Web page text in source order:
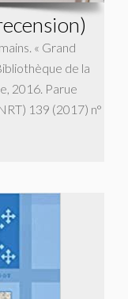
« Grand
de la
2016. Parue
139 (2017) n°